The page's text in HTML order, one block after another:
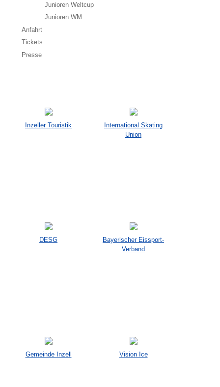
Junioren Weltcup
Junioren WM
Anfahrt
Tickets
Presse
Inzeller Touristik
International Skating
Union
DESG
Bayerischer Eissport-
Verband
Gemeinde Inzell Vision Ice